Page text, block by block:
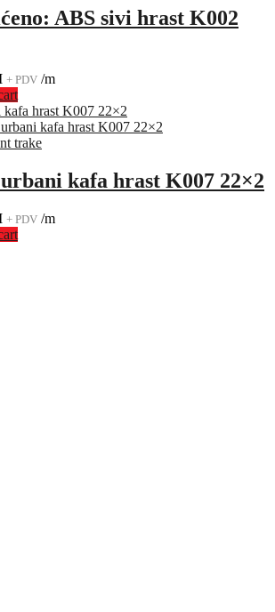
ABS sivi hrast K002
+ PDV /m
trake
kafa hrast K007 22×2
+ PDV /m